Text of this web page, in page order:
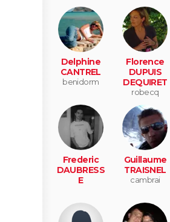
Delphine
CANTREL
benidorm
Florence
DUPUIS
DEQUIRET
robecq
Frederic
DAUBRESS
E
Guillaume
TRAISNEL
cambrai